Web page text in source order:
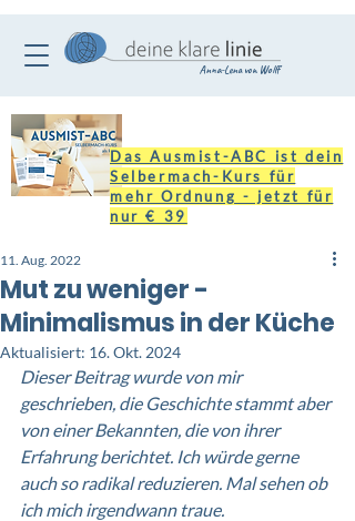
Anna-Lena von Wolff
Das Ausmist-ABC ist dein
Selbermach-Kurs für
mehr Ordnung - jetzt für
nur € 39
Mut zu weniger -
Minimalismus in der Küche
11. Aug. 2022
Aktualisiert: 16. Okt. 2024
Dieser Beitrag wurde von mir
geschrieben, die Geschichte stammt aber
von einer Bekannten, die von ihrer
Erfahrung berichtet. Ich würde gerne
auch so radikal reduzieren. Mal sehen ob
ich mich irgendwann traue.